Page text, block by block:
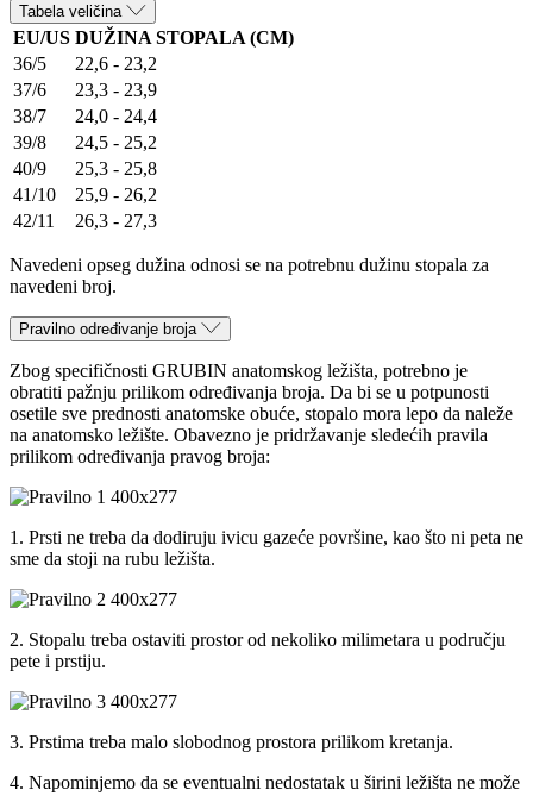
Tabela veličina
EU/US DUŽINA STOPALA (CM)
36/5
22,6 - 23,2
37/6
23,3 - 23,9
38/7
24,0 - 24,4
39/8
24,5 - 25,2
40/9
25,3 - 25,8
41/10
25,9 - 26,2
42/11
26,3 - 27,3
Navedeni opseg dužina odnosi se na potrebnu dužinu stopala za
navedeni broj.
Pravilno određivanje broja
Zbog specifičnosti GRUBIN anatomskog ležišta, potrebno je
obratiti pažnju prilikom određivanja broja. Da bi se u potpunosti
osetile sve prednosti anatomske obuće, stopalo mora lepo da naleže
na anatomsko ležište. Obavezno je pridržavanje sledećih pravila
prilikom određivanja pravog broja:
1. Prsti ne treba da dodiruju ivicu gazeće površine, kao što ni peta ne
sme da stoji na rubu ležišta.
2. Stopalu treba ostaviti prostor od nekoliko milimetara u području
pete i prstiju.
3. Prstima treba malo slobodnog prostora prilikom kretanja.
4. Napominjemo da se eventualni nedostatak u širini ležišta ne može